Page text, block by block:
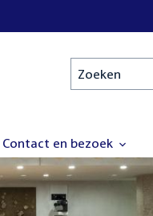
Zoeken
Contact en bezoek